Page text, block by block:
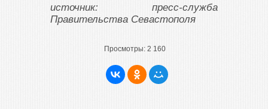
источник: пресс-служба
Правительства Севастополя
Просмотры: 2 160